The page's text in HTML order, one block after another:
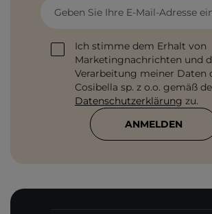
Geben Sie Ihre E-Mail-Adresse
Ich stimme dem Erhalt von
Marketingnachrichten und
Verarbeitung meiner Daten
Cosibella sp. z o.o. gemäß
Datenschutzerklärung zu.
ANMELDEN